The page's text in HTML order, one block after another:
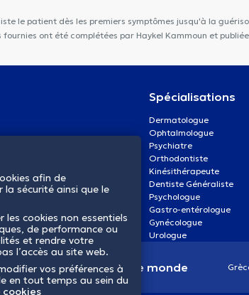
le patient dès les premiers symptômes jusqu'à la
ont été complétées par Haykel Kammoun et
Spécialisations
Dermatologue
Ophtalmologue
Psychiatre
Orthodontiste
Kinésithérapeute
Dentiste Généraliste
Psychologue
Gastro-entérologue
Gynécologue
Urologue
la santé dans le monde
afin de
la sécurité ainsi que le
cookies non essentiels
de performance ou
et rendre votre
l’accès au site web.
vos préférences à
en tout temps au sein du